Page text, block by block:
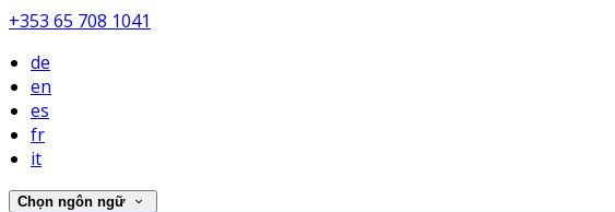
+353 65 708 1041
de
en
es
fr
it
Chọn ngôn ngữ